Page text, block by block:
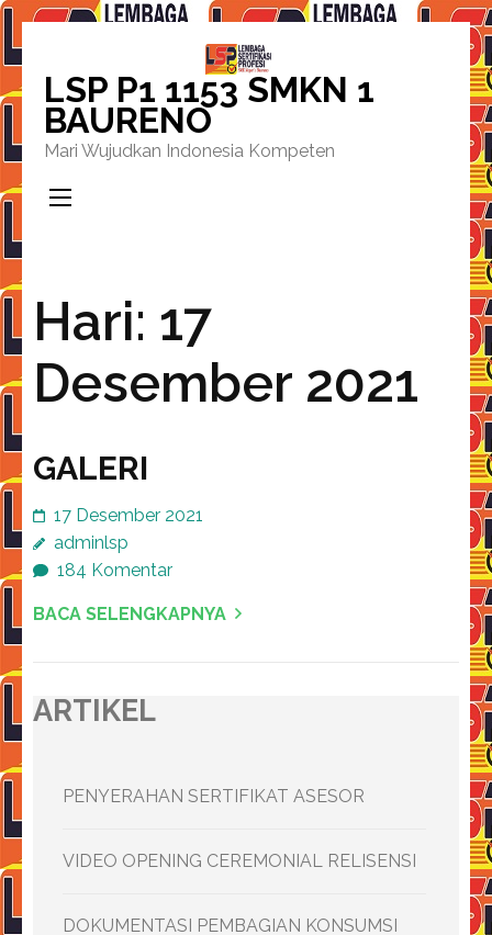
ke
konten
(Tekan
Enter)
LSP P1 1153 SMKN 1
BAURENO
Mari Wujudkan Indonesia Kompeten
Hari: 17
Desember 2021
GALERI
17 Desember 2021
adminlsp
184 Komentar
BACA SELENGKAPNYA
ARTIKEL
PENYERAHAN SERTIFIKAT ASESOR
VIDEO OPENING CEREMONIAL RELISENSI
DOKUMENTASI PEMBAGIAN KONSUMSI